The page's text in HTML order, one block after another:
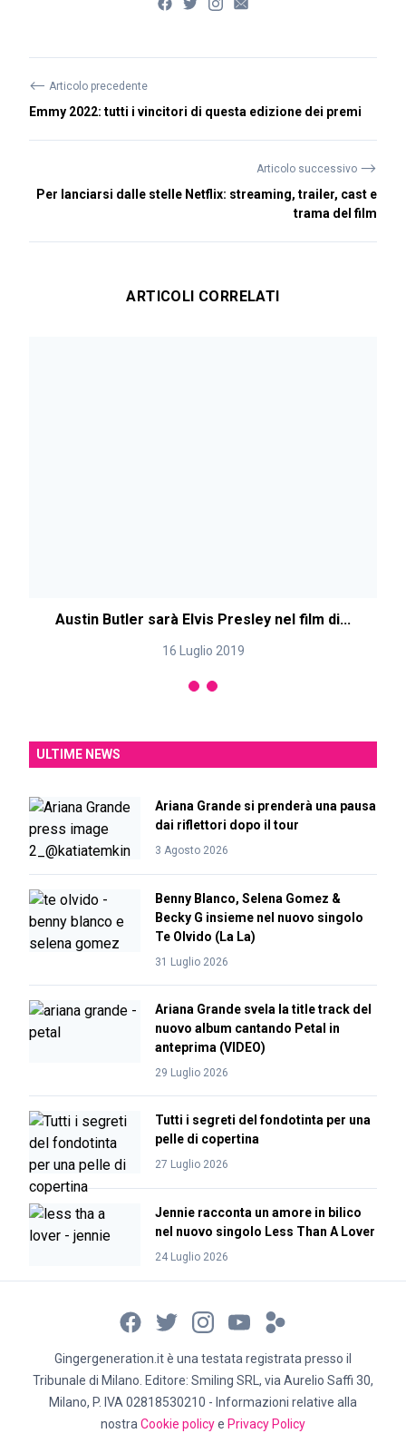
⟵ Articolo precedente
Emmy 2022: tutti i vincitori di questa edizione dei premi
Articolo successivo ⟶
Per lanciarsi dalle stelle Netflix: streaming, trailer, cast e
trama del film
ARTICOLI CORRELATI
Austin Butler sarà Elvis Presley nel film di...
16 Luglio 2019
ULTIME NEWS
Ariana Grande si prenderà una pausa
dai riflettori dopo il tour
3 Agosto 2026
Benny Blanco, Selena Gomez &
Becky G insieme nel nuovo singolo
Te Olvido (La La)
31 Luglio 2026
Ariana Grande svela la title track del
nuovo album cantando Petal in
anteprima (VIDEO)
29 Luglio 2026
Tutti i segreti del fondotinta per una
pelle di copertina
27 Luglio 2026
Jennie racconta un amore in bilico
nel nuovo singolo Less Than A Lover
24 Luglio 2026
Gingergeneration.it è una testata registrata presso il
Tribunale di Milano. Editore: Smiling SRL, via Aurelio Saffi 30,
Milano, P. IVA 02818530210 - Informazioni relative alla
nostra Cookie policye Privacy Policy